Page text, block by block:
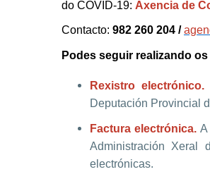
do COVID-19: Axencia de
Contacto: 982 260 204 /
Podes seguir realizando
Rexistro electrónico.
Deputación Provincial
Factura electrónica. A
Administración Xeral
electrónicas.